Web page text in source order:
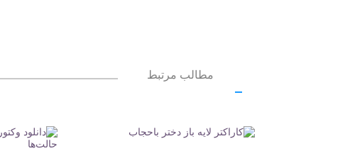
مطالب مرتبط